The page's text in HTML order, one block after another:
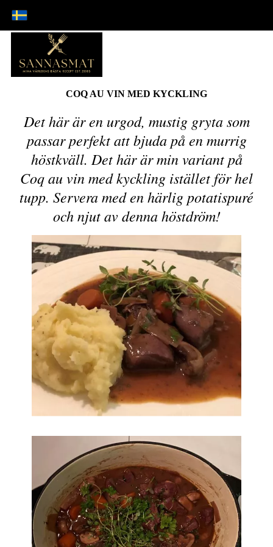
COQ AU VIN MED KYCKLING
Det här är en urgod, mustig gryta som
passar perfekt att bjuda på en murrig
höstkväll. Det här är min variant på
Coq au vin med kyckling istället för hel
tupp. Servera med en härlig potatispuré
och njut av denna höstdröm!